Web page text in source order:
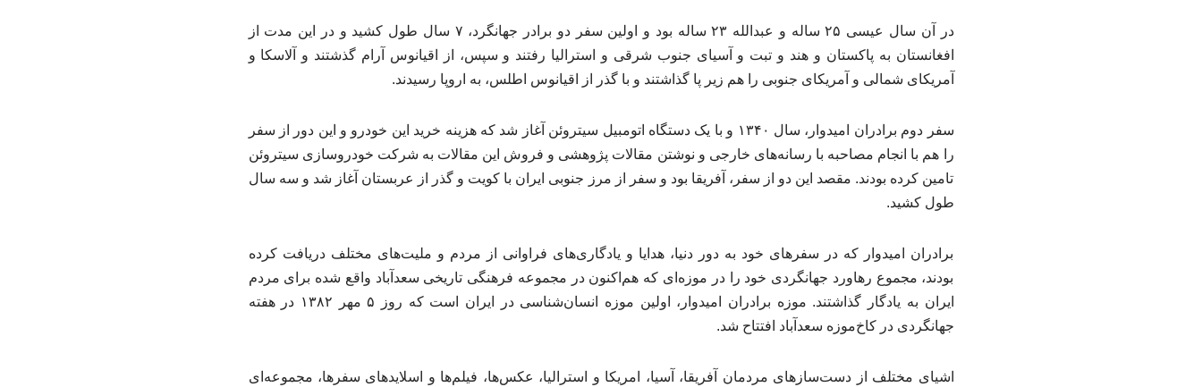
در آن سال عیسی ۲۵ ساله و عبدالله ۲۳ ساله بود و اولین سفر دو برادر جهانگرد، ۷ سال طول کشید و در این مدت از
افغانستان به پاکستان و هند و تبت و آسیای جنوب شرقی و استرالیا رفتند و سپس، از اقیانوس آرام گذشتند و آلاسکا و
آمریکای شمالی و آمریکای جنوبی را هم زیر پا گذاشتند و با گذر از اقیانوس اطلس، به اروپا رسیدند.
سفر دوم برادران امیدوار، سال ۱۳۴۰ و با یک دستگاه اتومبیل سیتروئن آغاز شد که هزینه خرید این خودرو و این دور از سفر
را هم با انجام مصاحبه با رسانه‌های خارجی و نوشتن مقالات پژوهشی و فروش این مقالات به شرکت خودروسازی سیتروئن
تامین کرده بودند. مقصد این دو از سفر، آفریقا بود و سفر از مرز جنوبی ایران با کویت و گذر از عربستان آغاز شد و سه سال
طول کشید.
برادران امیدوار که در سفرهای خود به دور دنیا، هدایا و یادگاری‌های فراوانی از مردم و ملیت‌های مختلف دریافت کرده
بودند، مجموع رهاورد جهانگردی خود را در موزه‌ای که هم‌اکنون در مجموعه فرهنگی تاریخی سعدآباد واقع شده برای مردم
ایران به یادگار گذاشتند. موزه برادران امیدوار، اولین موزه انسان‌شناسی در ایران است که روز ۵ مهر ۱۳۸۲ در هفته
جهانگردی در کاخ‌موزه سعدآباد افتتاح شد.
اشیای مختلف از دست‌سازهای مردمان آفریقا، آسیا، امریکا و استرالیا، عکس‌ها، فیلم‌ها و اسلایدهای سفرها، مجموعه‌ای